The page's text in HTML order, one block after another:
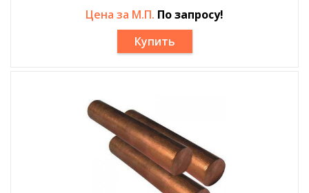
Цена за М.П. По запросу!
Купить